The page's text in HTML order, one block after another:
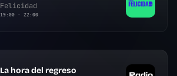
Felicidad
19:00 - 22:00
La hora del regreso